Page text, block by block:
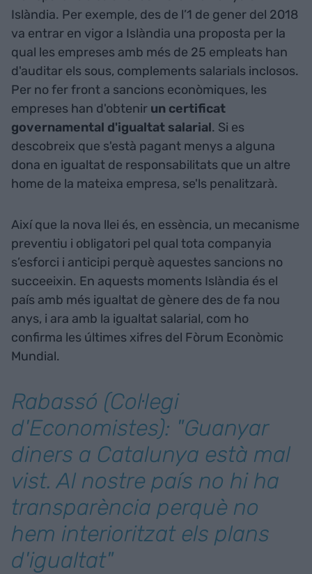
Islàndia. Per exemple, des de l’1 de gener del 2018
va entrar en vigor a Islàndia una proposta per la
qual les empreses amb més de 25 empleats han
d'auditar els sous, complements salarials inclosos.
Per no fer front a sancions econòmiques, les
empreses han d'obtenir un certificat
governamental d'igualtat salarial. Si es
descobreix que s'està pagant menys a alguna
dona en igualtat de responsabilitats que un altre
home de la mateixa empresa, se'ls penalitzarà.
Així que la nova llei és, en essència, un mecanisme
preventiu i obligatori pel qual tota companyia
s’esforci i anticipi perquè aquestes sancions no
succeeixin. En aquests moments Islàndia és el
país amb més igualtat de gènere des de fa nou
anys, i ara amb la igualtat salarial, com ho
confirma les últimes xifres del Fòrum Econòmic
Mundial.
Rabassó (Col·legi
d'Economistes): "Guanyar
diners a Catalunya està mal
vist. Al nostre país no hi ha
transparència perquè no
hem interioritzat els plans
d'igualtat"